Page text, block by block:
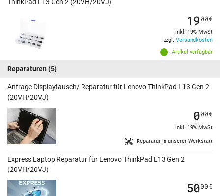
ThinkPad L13 Gen 2 (20VH/20VJ)
Artikel verfügbar
1900€
inkl. 19% MwSt
zzgl. Versandkosten
Reparaturen (5)
Anfrage Displaytausch/ Reparatur für Lenovo ThinkPad L13 Gen 2
(20VH/20VJ)
Reparatur in unserer Werkstatt
000€
inkl. 19% MwSt
Express Laptop Reparatur für Lenovo ThinkPad L13 Gen 2
(20VH/20VJ)
5000€